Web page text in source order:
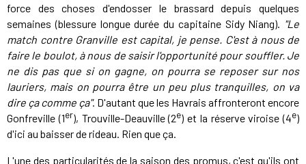
force des choses d'endosser le brassard depuis quelques
semaines (blessure longue durée du capitaine Sidy Niang). "Le
match contre Granville est capital, je pense. C'est à nous de
faire le boulot, à nous de saisir l'opportunité pour souffler. Je
ne dis pas que si on gagne, on pourra se reposer sur nos
lauriers, mais on pourra être un peu plus tranquilles, on va
dire ça comme ça". D'autant que les Havrais affronteront encore
Gonfreville (1er), Trouville-Deauville (2e) et la réserve viroise (4e)
d'ici au baisser de rideau. Rien que ça.
L'une des particularités de la saison des promus, c'est qu'ils ont